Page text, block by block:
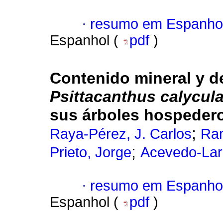
· resumo em
Espanhol (
pdf )
Contenido mineral y
Psittacanthus
sus árboles
Raya-Pérez, J. Carlos;
Prieto, Jorge; Acevedo-
· resumo em
Espanhol (
pdf )